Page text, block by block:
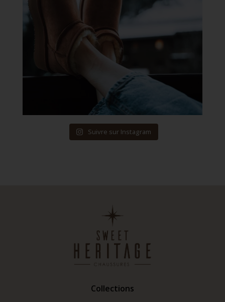
Suivre sur Instagram
Collections